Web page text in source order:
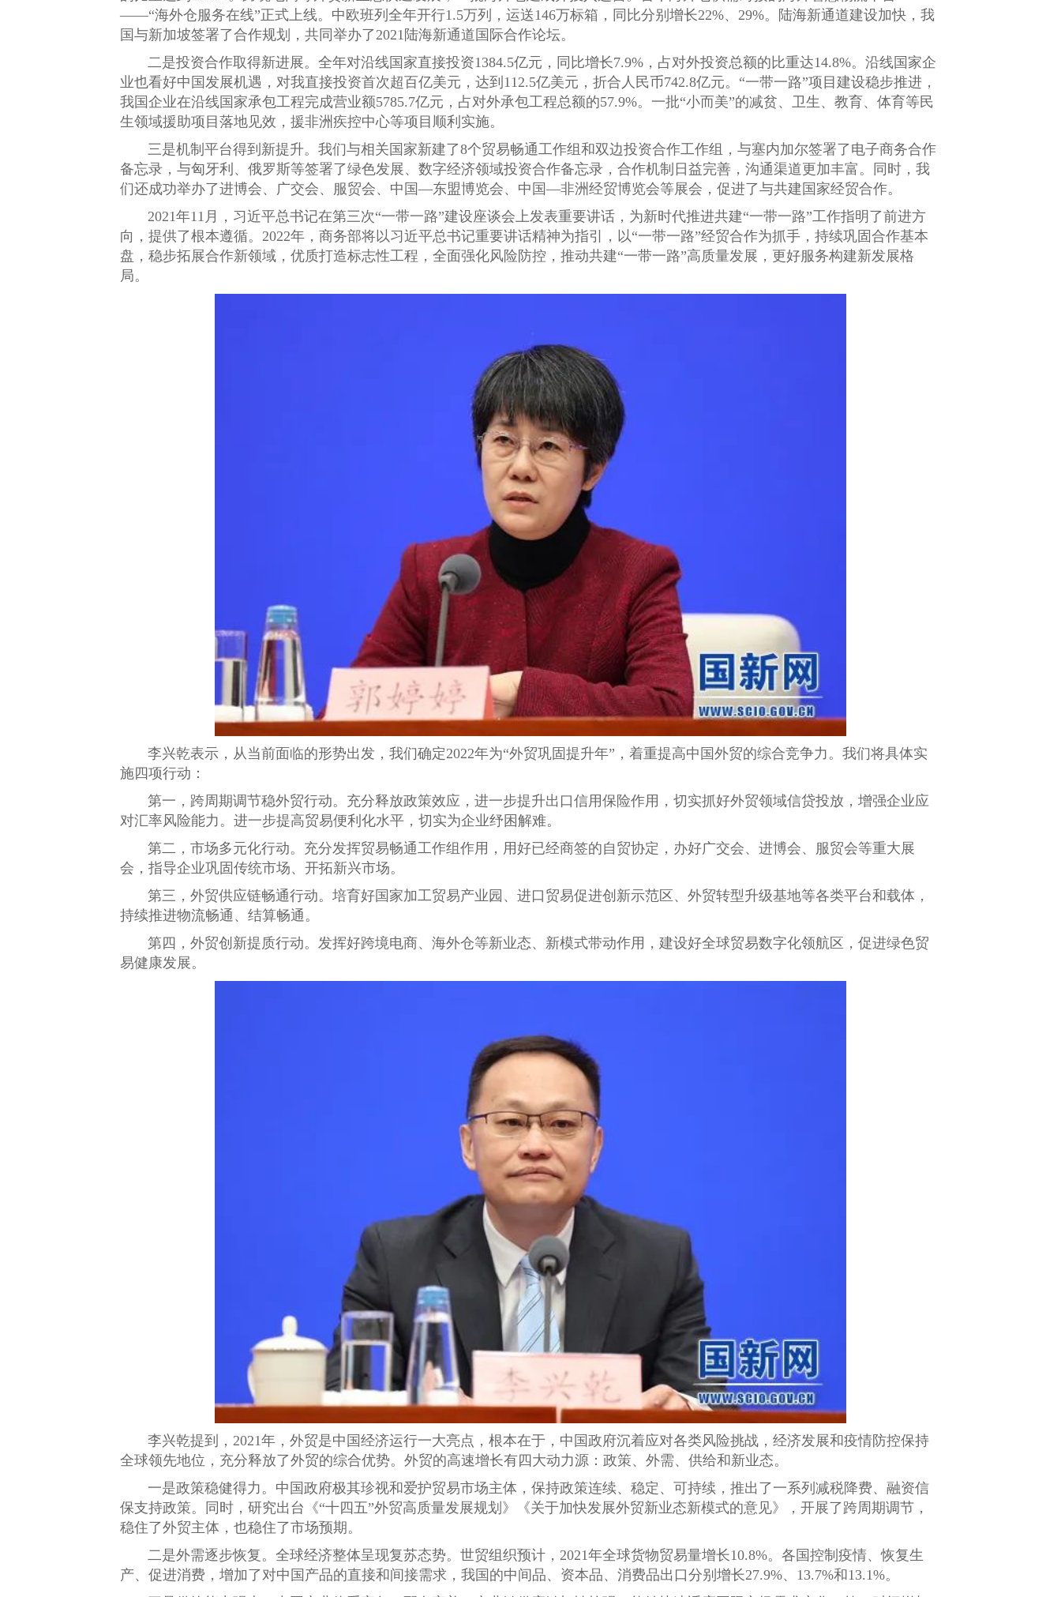
——“海外仓服务在线”正式上线。中欧班列全年开行1.5万列，运送146万标箱，同比分别增长22%、29%。陆海新通道建设加快，我
国与新加坡签署了合作规划，共同举办了2021陆海新通道国际合作论坛。
二是投资合作取得新进展。全年对沿线国家直接投资1384.5亿元，同比增长7.9%，占对外投资总额的比重达14.8%。沿线国家企
业也看好中国发展机遇，对我直接投资首次超百亿美元，达到112.5亿美元，折合人民币742.8亿元。“一带一路”项目建设稳步推进，
我国企业在沿线国家承包工程完成营业额5785.7亿元，占对外承包工程总额的57.9%。一批“小而美”的减贫、卫生、教育、体育等民
生领域援助项目落地见效，援非洲疾控中心等项目顺利实施。
三是机制平台得到新提升。我们与相关国家新建了8个贸易畅通工作组和双边投资合作工作组，与塞内加尔签署了电子商务合作
备忘录，与匈牙利、俄罗斯等签署了绿色发展、数字经济领域投资合作备忘录，合作机制日益完善，沟通渠道更加丰富。同时，我
们还成功举办了进博会、广交会、服贸会、中国—东盟博览会、中国—非洲经贸博览会等展会，促进了与共建国家经贸合作。
2021年11月，习近平总书记在第三次“一带一路”建设座谈会上发表重要讲话，为新时代推进共建“一带一路”工作指明了前进方
向，提供了根本遵循。2022年，商务部将以习近平总书记重要讲话精神为指引，以“一带一路”经贸合作为抓手，持续巩固合作基本
盘，稳步拓展合作新领域，优质打造标志性工程，全面强化风险防控，推动共建“一带一路”高质量发展，更好服务构建新发展格
局。
李兴乾表示，从当前面临的形势出发，我们确定2022年为“外贸巩固提升年”，着重提高中国外贸的综合竞争力。我们将具体实
施四项行动：
第一，跨周期调节稳外贸行动。充分释放政策效应，进一步提升出口信用保险作用，切实抓好外贸领域信贷投放，增强企业应
对汇率风险能力。进一步提高贸易便利化水平，切实为企业纾困解难。
第二，市场多元化行动。充分发挥贸易畅通工作组作用，用好已经商签的自贸协定，办好广交会、进博会、服贸会等重大展
会，指导企业巩固传统市场、开拓新兴市场。
第三，外贸供应链畅通行动。培育好国家加工贸易产业园、进口贸易促进创新示范区、外贸转型升级基地等各类平台和载体，
持续推进物流畅通、结算畅通。
第四，外贸创新提质行动。发挥好跨境电商、海外仓等新业态、新模式带动作用，建设好全球贸易数字化领航区，促进绿色贸
易健康发展。
李兴乾提到，2021年，外贸是中国经济运行一大亮点，根本在于，中国政府沉着应对各类风险挑战，经济发展和疫情防控保持
全球领先地位，充分释放了外贸的综合优势。外贸的高速增长有四大动力源：政策、外需、供给和新业态。
一是政策稳健得力。中国政府极其珍视和爱护贸易市场主体，保持政策连续、稳定、可持续，推出了一系列减税降费、融资信
保支持政策。同时，研究出台《“十四五”外贸高质量发展规划》《关于加快发展外贸新业态新模式的意见》，开展了跨周期调节，
稳住了外贸主体，也稳住了市场预期。
二是外需逐步恢复。全球经济整体呈现复苏态势。世贸组织预计，2021年全球货物贸易量增长10.8%。各国控制疫情、恢复生
产、促进消费，增加了对中国产品的直接和间接需求，我国的中间品、资本品、消费品出口分别增长27.9%、13.7%和13.1%。